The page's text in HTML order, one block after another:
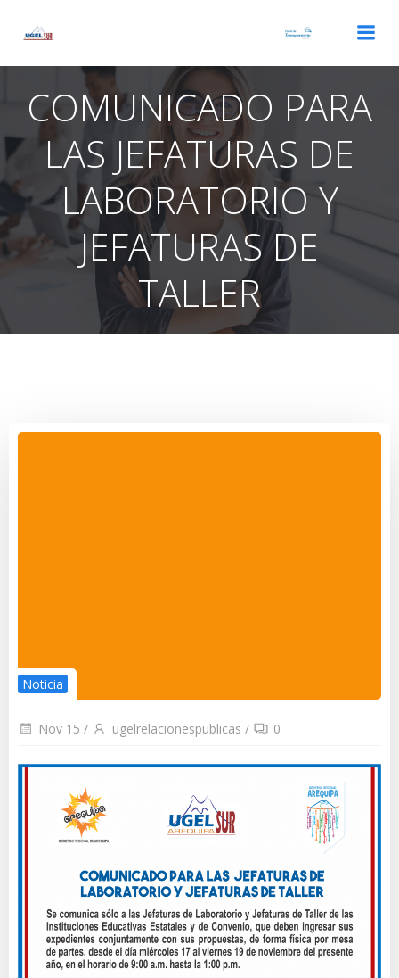
COMUNICADO PARA
LAS JEFATURAS DE
LABORATORIO Y
JEFATURAS DE
TALLER
Noticia
Nov 15 / ugelrelacionespublicas / 0